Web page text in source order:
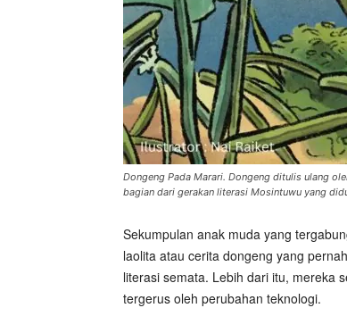
Dongeng Pada Marari. Dongeng ditulis ulang
bagian dari gerakan literasi Mosintuwu yang
Sekumpulan anak muda yang
laolita atau cerita dongeng yang
literasi semata. Lebih dari itu, mereka
tergerus oleh perubahan teknologi.